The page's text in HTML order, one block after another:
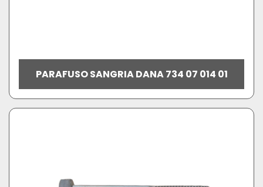
PARAFUSO SANGRIA DANA 734 07 014 01